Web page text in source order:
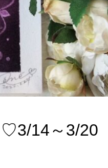
14～3/20